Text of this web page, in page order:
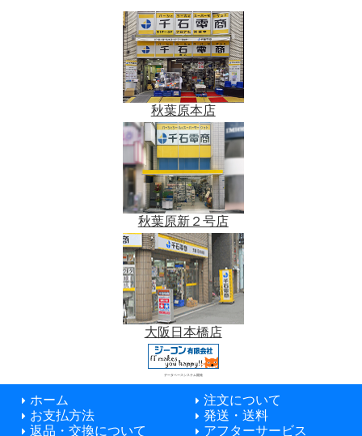
秋葉原本店
秋葉原新２号店
大阪日本橋店
データベースシステム開発
ホーム
注文について
お支払方法
発送・送料
返品・交換について
アフターサービス